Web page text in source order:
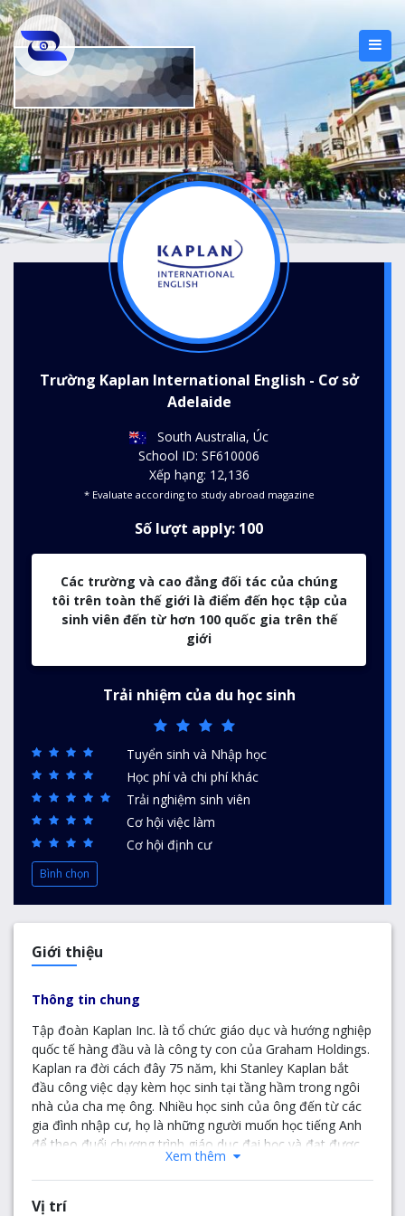
Trường Kaplan International English - Cơ sở
Adelaide
South Australia, Úc
School ID: SF610006
Xếp hạng: 12,136
* Evaluate according to study abroad magazine
Số lượt apply: 100
Các trường và cao đẳng đối tác của chúng
tôi trên toàn thế giới là điểm đến học tập của
sinh viên đến từ hơn 100 quốc gia trên thế
giới
Trải nhiệm của du học sinh
Tuyển sinh và Nhập học
Học phí và chi phí khác
Trải nghiệm sinh viên
Cơ hội việc làm
Cơ hội định cư
Bình chọn
Giới thiệu
Thông tin chung
Tập đoàn Kaplan Inc. là tổ chức giáo dục và hướng nghiệp
quốc tế hàng đầu và là công ty con của Graham Holdings.
Kaplan ra đời cách đây 75 năm, khi Stanley Kaplan bắt
đầu công việc dạy kèm học sinh tại tầng hầm trong ngôi
nhà của cha mẹ ông. Nhiều học sinh của ông đến từ các
gia đình nhập cư, họ là những người muốn học tiếng Anh
để theo đuổi chương trình giáo dục đại học và đạt được
thành công tại nước Mỹ. Với sự khởi đầu khiêm tốn là
công việc dạy học trong một căn phòng, Tập đoàn Kaplan
hiện có 31.000 nhân viên tại 600 địa điểm trên toàn thế
Xem thêm
Vị trí